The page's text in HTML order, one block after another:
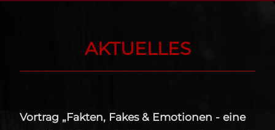
AKTUELLES
Vortrag „Fakten, Fakes & Emotionen - eine